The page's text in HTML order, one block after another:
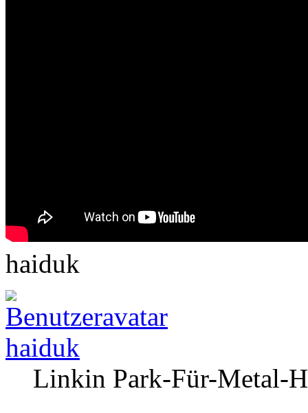
haiduk
haiduk
Linkin Park-Für-Metal-